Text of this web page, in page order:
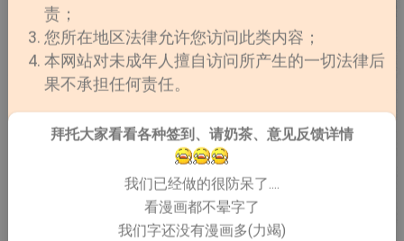
责；
您所在地区法律允许您访问此类内容；
本网站对未成年人擅自访问所产生的一切法律后
果不承担任何责任。
拜托大家看看各种签到、请奶茶、意见反馈详情
我们已经做的很防呆了....
看漫画都不晕字了
我们字还没有漫画多(力竭)